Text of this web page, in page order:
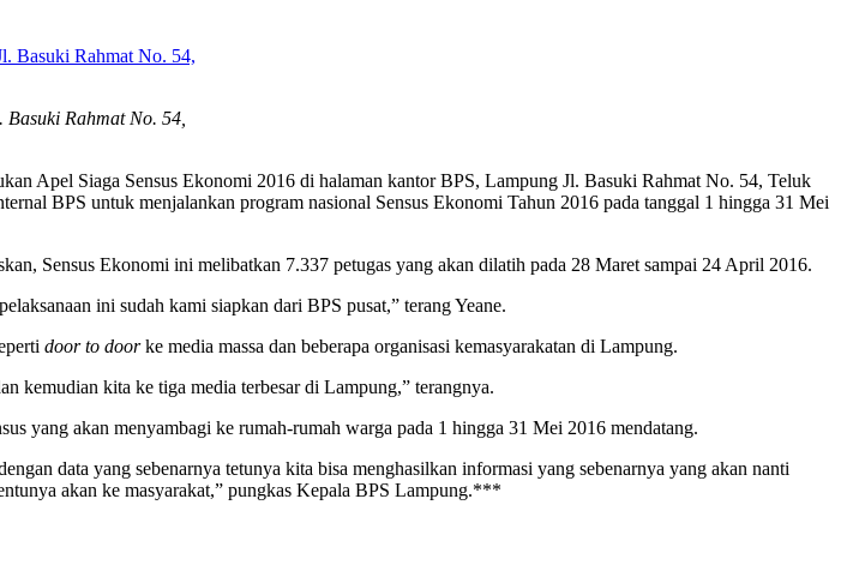
Rahmat No. 54,
Apel Siaga Sensus Ekonomi 2016 di halaman kantor BPS, Lampung Jl. Basuki Rahmat No. 54, Teluk
BPS untuk menjalankan program nasional Sensus Ekonomi Tahun 2016 pada tanggal 1 hingga 31 Mei
Sensus Ekonomi ini melibatkan 7.337 petugas yang akan dilatih pada 28 Maret sampai 24 April 2016.
ini sudah kami siapkan dari BPS pusat,” terang Yeane.
door to doorke media massa dan beberapa organisasi kemasyarakatan di Lampung.
kemudian kita ke tiga media terbesar di Lampung,” terangnya.
yang akan menyambagi ke rumah-rumah warga pada 1 hingga 31 Mei 2016 mendatang.
data yang sebenarnya tetunya kita bisa menghasilkan informasi yang sebenarnya yang akan nanti
akan ke masyarakat,” pungkas Kepala BPS Lampung.***